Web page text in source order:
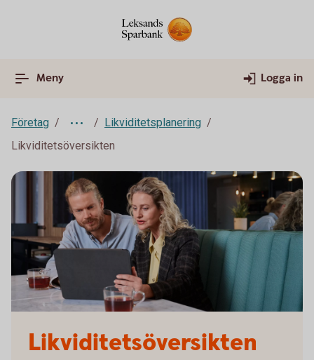
Meny Logga in
Företag
Likviditetsplanering
Likviditetsöversikten
Likviditetsöversikten